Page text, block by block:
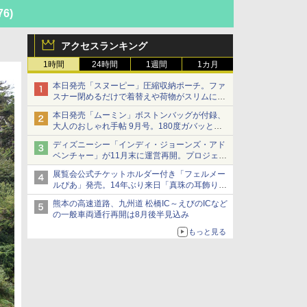
アクセスランキング
1時間 24時間 1週間 1カ月
本日発売「スヌーピー」圧縮収納ポーチ。ファ
スナー閉めるだけで着替えや荷物がスリムにま
とまる
本日発売「ムーミン」ボストンバッグが付録、
大人のおしゃれ手帖 9月号。180度ガバッと開
いて大容量
ディズニーシー「インディ・ジョーンズ・アド
ベンチャー」が11月末に運営再開。プロジェク
ションマッピングを追加、DPAは1500円
展覧会公式チケットホルダー付き「フェルメー
ルぴあ」発売。14年ぶり来日「真珠の耳飾りの
少女」ほか37作品のガイド
熊本の高速道路、九州道 松橋IC～えびのICなど
の一般車両通行再開は8月後半見込み
もっと見る